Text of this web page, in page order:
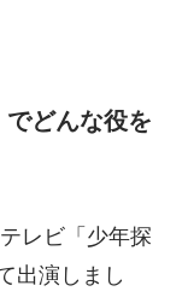
どんな役を
レビ「少年探
出演しまし